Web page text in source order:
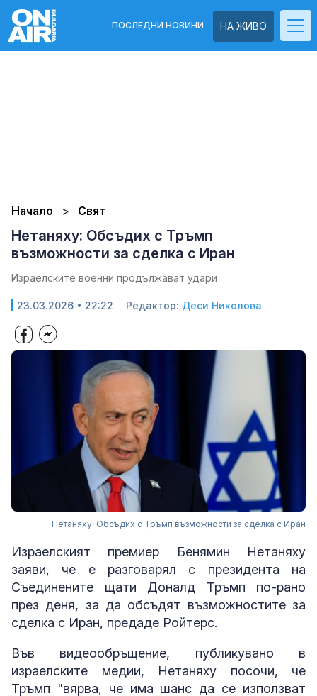
НА ЖИВО
ПОСЛЕДНИ НОВИНИ
Начало Свят
Нетаняху: Обсъдих с Тръмп
възможности за сделка с Иран
Израелските военни продължават удари
23.03.2026 • 22:22 Редактор: Деси Николова
Нетаняху: Обсъдих с Тръмп възможности за сделка с Иран
Израелският премиер Бенямин Нетаняху
заяви, че е разговарял с президента на
Съединените щати Доналд Тръмп по-рано
през деня, за да обсъдят възможностите за
сделка с Иран, предаде Ройтерс.
Във видеообръщение, публикувано в
израелските медии, Нетаняху посочи, че
Тръмп "вярва, че има шанс да се използват